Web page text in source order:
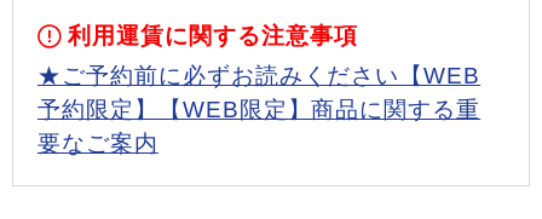
利用運賃に関する注意事項
★ご予約前に必ずお読みください【WEB
予約限定】【WEB限定】商品に関する重
要なご案内